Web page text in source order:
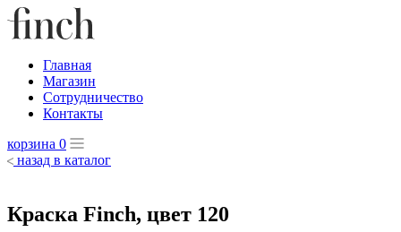
Главная
Магазин
Сотрудничество
Контакты
корзина 0
назад в каталог
Краска Finch, цвет 120